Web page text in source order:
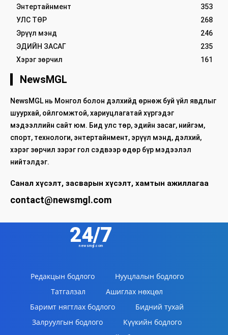
Энтертайнмент
353
УЛС ТӨР
268
Эрүүл мэнд
246
ЭДИЙН ЗАСАГ
235
Хэрэг зөрчил
161
NewsMGL
NewsMGL нь Монгол болон дэлхийд өрнөж буй үйл явдлыг
шуурхай, ойлгомжтой, хариуцлагатай хүргэдэг
мэдээллийн сайт юм. Бид улс төр, эдийн засаг, нийгэм,
спорт, технологи, энтертайнмент, эрүүл мэнд, дэлхий,
хэрэг зөрчил зэрэг гол сэдвээр өдөр бүр мэдээлэл
нийтэлдэг.
Санал хүсэлт, засварын хүсэлт, хамтын ажиллагаа
contact@newsmgl.com
24/7
newsmgl.com
Редакцын бодлого
Нууцлалын бодлого
Татгалзал
Ашиглах нөхцөл
Баримт нягтлах бодлого
Бидний тухай
Залруулгын бодлого
Күүкийн бодлого